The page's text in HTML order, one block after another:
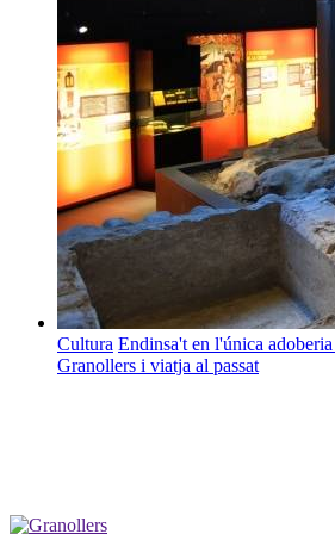
Cultura Endinsa't en l'única
Granollers i viatja al passat